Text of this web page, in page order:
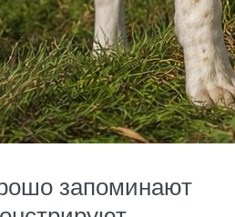
запоминают